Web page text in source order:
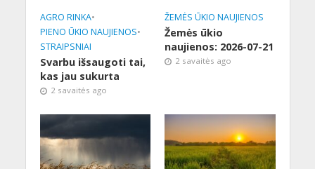
AGRO RINKA•
PIENO ŪKIO NAUJIENOS•
STRAIPSNIAI
Svarbu išsaugoti tai,
kas jau sukurta
2 savaitės ago
ŽEMĖS ŪKIO NAUJIENOS
Žemės ūkio
naujienos: 2026-07-21
2 savaitės ago